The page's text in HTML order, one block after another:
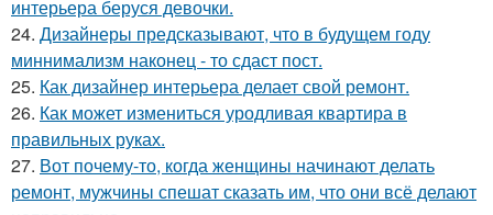
интерьера беруся девочки.
24. Дизайнеры предсказывают, что в будущем году
миннимализм наконец - то сдаст пост.
25. Как дизайнер интерьера делает свой ремонт.
26. Как может измениться уродливая квартира в
правильных руках.
27. Вот почему-то, когда женщины начинают делать
ремонт, мужчины спешат сказать им, что они всё делают